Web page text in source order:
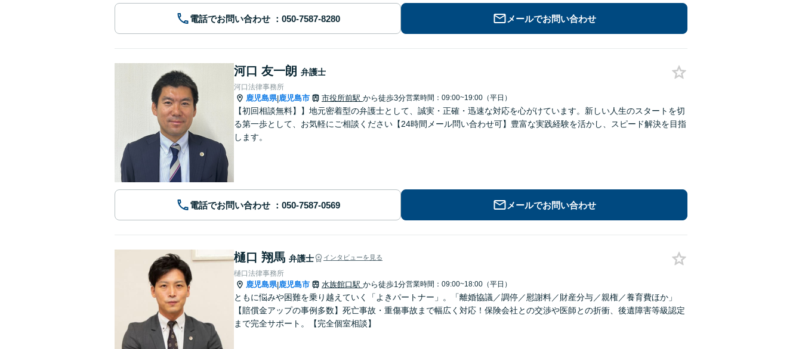
電話でお問い合わせ メールでお問い合わせ
河口 友一朗 弁護士
河口法律事務所
鹿児島県|鹿児島市 市役所前駅 から徒歩3分営業時間：09:00~19:00（平日）
【初回相談無料】】地元密着型の弁護士として、誠実・正確・迅速な対応を心がけています。新しい人生のスタートを切
る第一歩として、お気軽にご相談ください【24時間メール問い合わせ可】豊富な実践経験を活かし、スピード解決を目指
します。
電話でお問い合わせ メールでお問い合わせ
樋口 翔馬 弁護士 インタビューを見る
樋口法律事務所
鹿児島県|鹿児島市 水族館口駅 から徒歩1分営業時間：09:00~18:00（平日）
ともに悩みや困難を乗り越えていく「よきパートナー」。「離婚協議／調停／慰謝料／財産分与／親権／養育費ほか」
【賠償金アップの事例多数】死亡事故・重傷事故まで幅広く対応！保険会社との交渉や医師との折衝、後遺障害等級認定
まで完全サポート。【完全個室相談】